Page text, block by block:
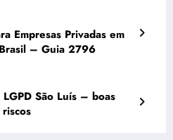
Empresas Privadas em
– Guia 2796
São Luís – boas